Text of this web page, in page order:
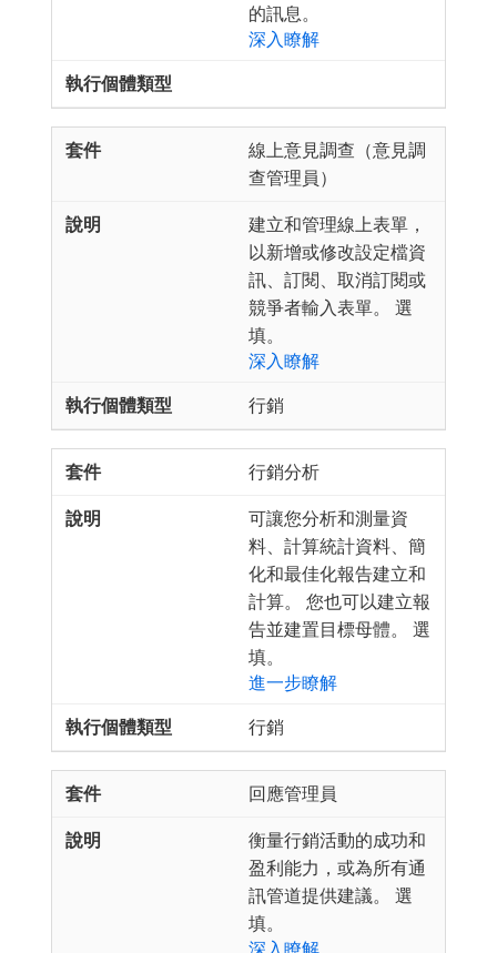
的訊息。
深入瞭解
線上意見調查（意見調
查管理員）
建立和管理線上表單，
以新增或修改設定檔資
訊、訂閱、取消訂閱或
競爭者輸入表單。 選
填。
深入瞭解
行銷
行銷分析
可讓您分析和測量資
料、計算統計資料、簡
化和最佳化報告建立和
計算。 您也可以建立報
告並建置目標母體。 選
填。
進一步瞭解
行銷
回應管理員
衡量行銷活動的成功和
盈利能力，或為所有通
訊管道提供建議。 選
填。
深入瞭解